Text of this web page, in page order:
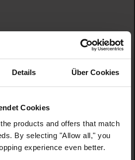
Details Über Cookies
Cookies
products and offers that match
By selecting "Allow all," you
experience even better.